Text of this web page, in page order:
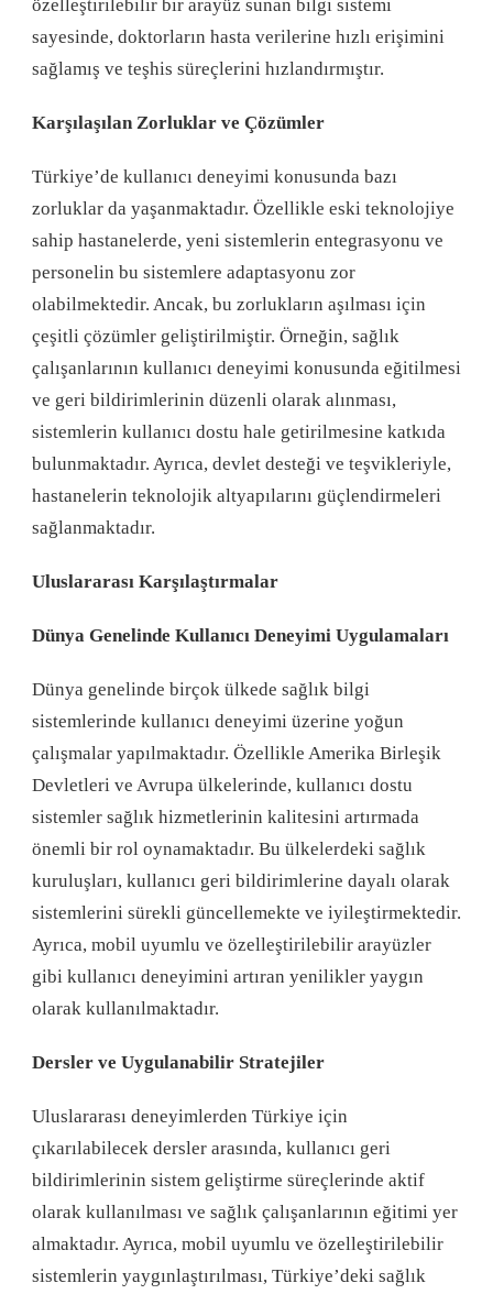
özelleştirilebilir bir arayüz sunan bilgi sistemi
sayesinde, doktorların hasta verilerine hızlı erişimini
sağlamış ve teşhis süreçlerini hızlandırmıştır.
Karşılaşılan Zorluklar ve Çözümler
Türkiye’de kullanıcı deneyimi konusunda bazı
zorluklar da yaşanmaktadır. Özellikle eski teknolojiye
sahip hastanelerde, yeni sistemlerin entegrasyonu ve
personelin bu sistemlere adaptasyonu zor
olabilmektedir. Ancak, bu zorlukların aşılması için
çeşitli çözümler geliştirilmiştir. Örneğin, sağlık
çalışanlarının kullanıcı deneyimi konusunda eğitilmesi
ve geri bildirimlerinin düzenli olarak alınması,
sistemlerin kullanıcı dostu hale getirilmesine katkıda
bulunmaktadır. Ayrıca, devlet desteği ve teşvikleriyle,
hastanelerin teknolojik altyapılarını güçlendirmeleri
sağlanmaktadır.
Uluslararası Karşılaştırmalar
Dünya Genelinde Kullanıcı Deneyimi Uygulamaları
Dünya genelinde birçok ülkede sağlık bilgi
sistemlerinde kullanıcı deneyimi üzerine yoğun
çalışmalar yapılmaktadır. Özellikle Amerika Birleşik
Devletleri ve Avrupa ülkelerinde, kullanıcı dostu
sistemler sağlık hizmetlerinin kalitesini artırmada
önemli bir rol oynamaktadır. Bu ülkelerdeki sağlık
kuruluşları, kullanıcı geri bildirimlerine dayalı olarak
sistemlerini sürekli güncellemekte ve iyileştirmektedir.
Ayrıca, mobil uyumlu ve özelleştirilebilir arayüzler
gibi kullanıcı deneyimini artıran yenilikler yaygın
olarak kullanılmaktadır.
Dersler ve Uygulanabilir Stratejiler
Uluslararası deneyimlerden Türkiye için
çıkarılabilecek dersler arasında, kullanıcı geri
bildirimlerinin sistem geliştirme süreçlerinde aktif
olarak kullanılması ve sağlık çalışanlarının eğitimi yer
almaktadır. Ayrıca, mobil uyumlu ve özelleştirilebilir
sistemlerin yaygınlaştırılması, Türkiye’deki sağlık